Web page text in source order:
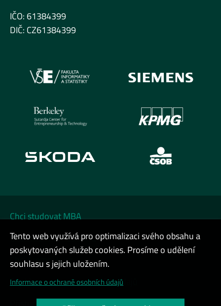
IČO: 61384399
DIČ: CZ61384399
Chci studovat MBA
Chci na DATA FESTIVAL
Chci firemní kurz
Cookies a ochrana osobních údajů
Přístupnost webu
Tento web využívá pro optimalizaci svého obsahu a
poskytovaných služeb cookies. Prosíme o udělení
souhlasu s jejich uložením.
Informace o ochraně osobních údajů